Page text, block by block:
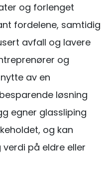
og forlenget
fordelene, samtidig
avfall og lavere
og
av en
løsning
egner glassliping
og kan
på eldre eller